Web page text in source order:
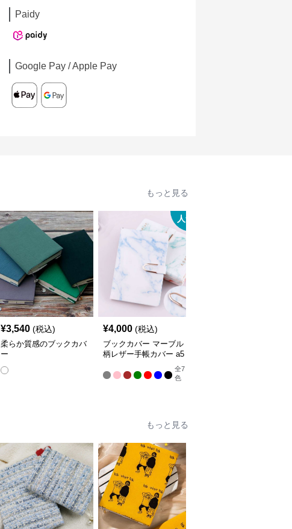
Paidy
Google Pay / Apple Pay
もっと見る
¥3,540 (税込)
柔らか質感のブックカバ
ー
人気
¥4,000 (税込)
ブックカバー マーブル
柄レザー手帳カバー a5
全7
色
もっと見る